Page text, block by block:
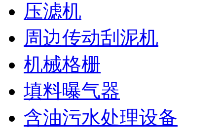
压滤机
周边传动刮泥机
机械格栅
填料曝气器
含油污水处理设备